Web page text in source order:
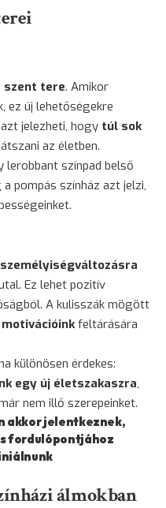
szent tere. Amikor
ez új lehetőségekre
jelezheti, hogy túl sok
az életben.
lerobbant színpad belső
pompás színház azt jelzi,
személyiségváltozásra
Ez lehet pozitív
A kulisszák mögött
feltárására
különösen érdekes:
egy új életszakaszra,
nem illő szerepeinket.
akkor jelentkeznek,
fordulópontjához
álmokban